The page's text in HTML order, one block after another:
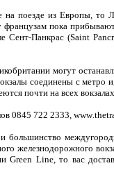
на поезде из Европы, то
пока
Сент-Панкрас (Saint
могут
соединены с метро
почти на всех
0845 722 2333, www.
большинство
железнодорожного
Green Line, то вас